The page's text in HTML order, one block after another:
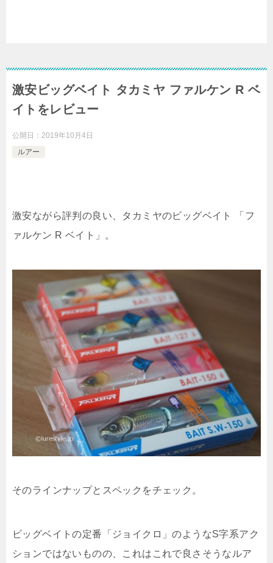
激安ビッグベイト タカミヤ ファルケン R ベ
イトをレビュー
公開日： 2019年10月4日
ルアー
激安ながら評判の良い、タカミヤのビッグベイト 「フ
ァルケン R ベイト」。
そのラインナップとスペックをチェック。
ビッグベイトの定番「ジョイクロ」のようなS字系アク
ションではないものの、これはこれで良さそうなルア